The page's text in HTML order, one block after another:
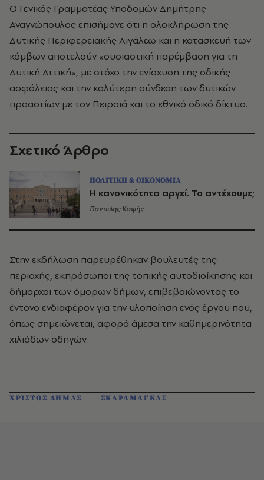
Ο Γενικός Γραμματέας Υποδομών Δημήτρης
Αναγνώπουλος επισήμανε ότι η ολοκλήρωση της
Δυτικής Περιφερειακής Αιγάλεω και η κατασκευή των
κόμβων αποτελούν «ουσιαστική παρέμβαση για τη
Δυτική Αττική», με στόχο την ενίσχυση της οδικής
ασφάλειας και την καλύτερη σύνδεση των δυτικών
προαστίων με τον Πειραιά και το εθνικό οδικό δίκτυο.
Σχετικό Άρθρο
ΠΟΛΙΤΙΚΗ & ΟΙΚΟΝΟΜΙΑ
Η κανονικότητα αργεί. Το αντέχουμε;
Παντελής Καψής
Στην εκδήλωση παρευρέθηκαν βουλευτές της
περιοχής, εκπρόσωποι της τοπικής αυτοδιοίκησης και
δήμαρχοι των όμορων δήμων, επιβεβαιώνοντας το
έντονο ενδιαφέρον για την υλοποίηση ενός έργου που,
όπως σημειώνεται, αφορά άμεσα την καθημερινότητα
χιλιάδων οδηγών.
ΧΡΙΣΤΟΣ ΔΗΜΑΣ ΣΚΑΡΑΜΑΓΚΑΣ